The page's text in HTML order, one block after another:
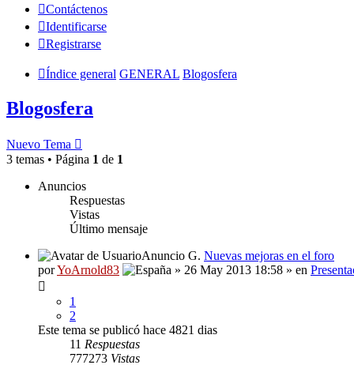
Contáctenos
Identificarse
Registrarse
Índice general GENERAL Blogosfera
Blogosfera
Nuevo Tema
3 temas • Página 1 de 1
Anuncios
Respuestas
Vistas
Último mensaje
Anuncio G. Nuevas mejoras en el foro
porYoArnold83 » 26 May 2013 18:58 » en
1
2
Este tema se publicó hace 4821 dias
11 Respuestas
777273 Vistas